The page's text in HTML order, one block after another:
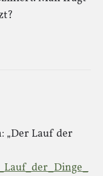
„Der Lauf der